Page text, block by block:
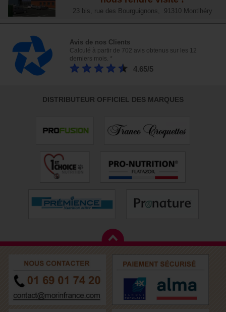
23 bis, rue des Bourguignons, 91310 Montlhéry
Avis de nos Clients
Calculé à partir de 702 avis obtenus sur les 12
derniers mois. *
4.65/5
DISTRIBUTEUR OFFICIEL DES MARQUES